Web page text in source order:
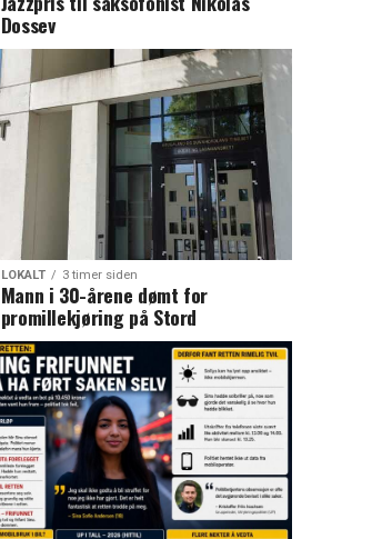
Dossev
LOKALT 3 timer siden
Mann i 30-årene dømt for
promillekjøring på Stord